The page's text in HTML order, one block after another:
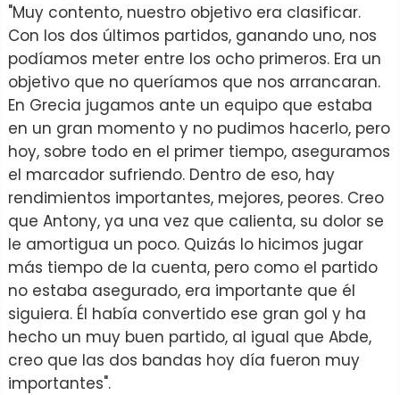
"Muy contento, nuestro objetivo era clasificar.
Con los dos últimos partidos, ganando uno, nos
podíamos meter entre los ocho primeros. Era un
objetivo que no queríamos que nos arrancaran.
En Grecia jugamos ante un equipo que estaba
en un gran momento y no pudimos hacerlo, pero
hoy, sobre todo en el primer tiempo, aseguramos
el marcador sufriendo. Dentro de eso, hay
rendimientos importantes, mejores, peores. Creo
que Antony, ya una vez que calienta, su dolor se
le amortigua un poco. Quizás lo hicimos jugar
más tiempo de la cuenta, pero como el partido
no estaba asegurado, era importante que él
siguiera. Él había convertido ese gran gol y ha
hecho un muy buen partido, al igual que Abde,
creo que las dos bandas hoy día fueron muy
importantes".